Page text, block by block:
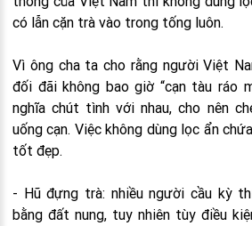
có lẫn cặn trà vào trong tống luôn.
Vì ông cha ta cho rằng người Việt
đối đãi không bao giờ “cạn tàu ráo
nghĩa chút tình với nhau, cho nên
uống cạn. Việc không dùng lọc ẩn
tốt đẹp.
- Hũ đựng trà: nhiều người cầu kỳ
bằng đất nung, tuy nhiên tùy điều